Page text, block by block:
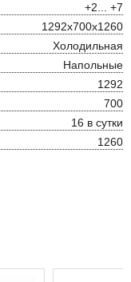
+2... +7
1292х700х1260
Холодильная
Напольные
1292
700
16 в сутки
1260